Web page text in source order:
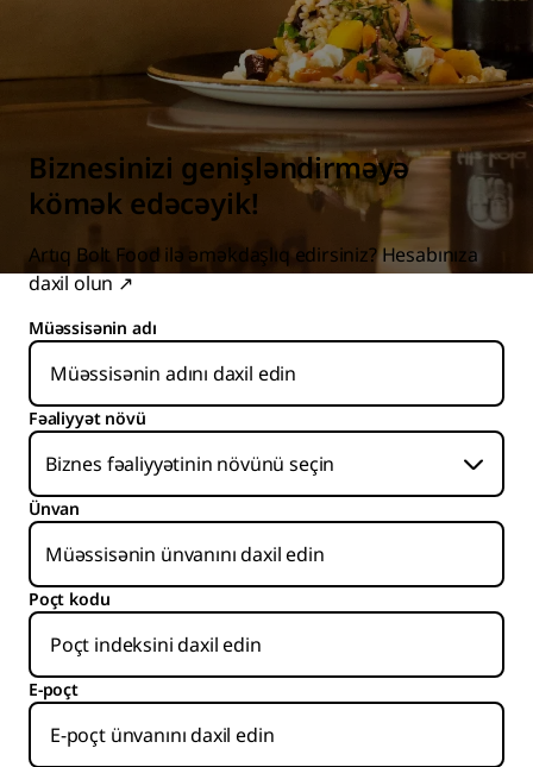
Biznesinizi genişləndirməyə
kömək edəcəyik!
Artıq Bolt Food ilə əməkdaşlıq edirsiniz?Hesabınıza
daxil olun ↗
Müəssisənin adı
Fəaliyyət növü
Ünvan
Poçt kodu
E-poçt